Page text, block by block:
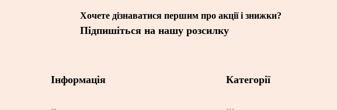
Хочете дізнаватися першим про акції і знижки?
Підпишіться на нашу розсилку
Інформація Категорії